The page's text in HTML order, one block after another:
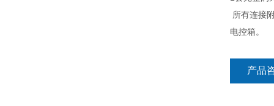
所有连接
电控箱。
产品